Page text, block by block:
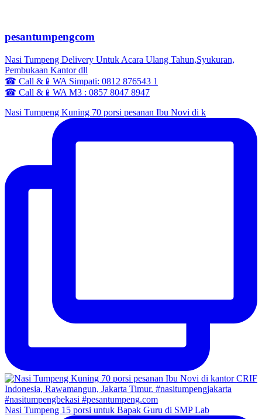
pesantumpengcom
Nasi Tumpeng Delivery Untuk Acara Ulang Tahun,Syukuran,
Pembukaan Kantor dll
☎ Call &📱WA Simpati: 0812 876543 1
☎ Call &📱WA M3 : 0857 8047 8947
Nasi Tumpeng Kuning 70 porsi pesanan Ibu Novi di k
Nasi Tumpeng 15 porsi untuk Bapak Guru di SMP Lab